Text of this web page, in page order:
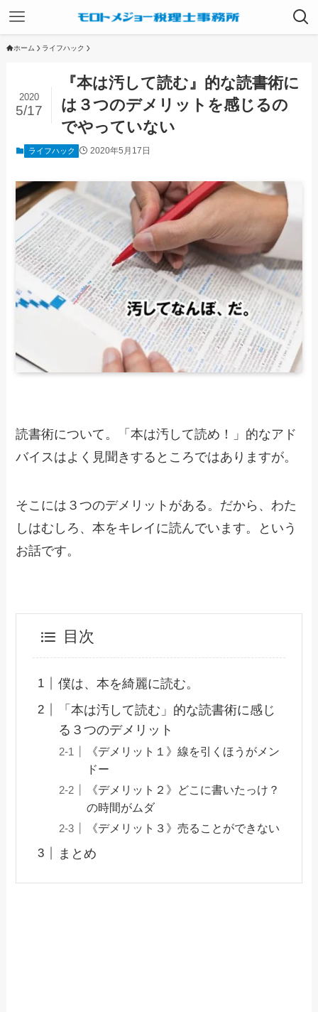
ホーム ライフハック
『本は汚して読む』的な読書術に
は３つのデメリットを感じるの
でやっていない
2020
5/17
ライフハック 2020年5月17日
読書術について。「本は汚して読め！」的なアド
バイスはよく見聞きするところではありますが。
そこには３つのデメリットがある。だから、わた
しはむしろ、本をキレイに読んでいます。という
お話です。
目次
僕は、本を綺麗に読む。
「本は汚して読む」的な読書術に感じ
る３つのデメリット
《デメリット１》線を引くほうがメン
ドー
《デメリット２》どこに書いたっけ？
の時間がムダ
《デメリット３》売ることができない
まとめ